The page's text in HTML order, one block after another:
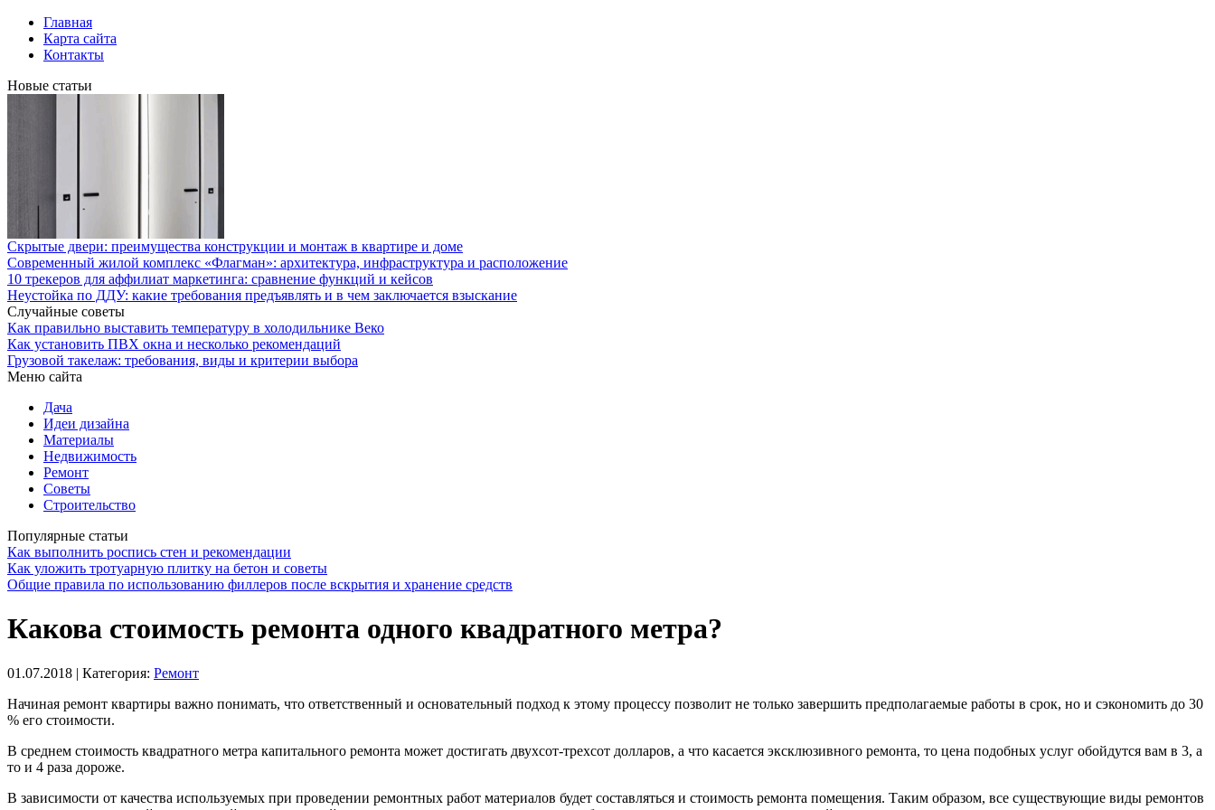
Главная
Карта сайта
Контакты
Новые статьи
Скрытые двери: преимущества конструкции и монтаж в квартире и доме
Современный жилой комплекс «Флагман»: архитектура, инфраструктура и расположение
10 трекеров для аффилиат маркетинга: сравнение функций и кейсов
Неустойка по ДДУ: какие требования предъявлять и в чем заключается взыскание
Случайные советы
Как правильно выставить температуру в холодильнике Веко
Как установить ПВХ окна и несколько рекомендаций
Грузовой такелаж: требования, виды и критерии выбора
Меню сайта
Дача
Идеи дизайна
Материалы
Недвижимость
Ремонт
Советы
Строительство
Популярные статьи
Как выполнить роспись стен и рекомендации
Как уложить тротуарную плитку на бетон и советы
Общие правила по использованию филлеров после вскрытия и хранение средств
Какова стоимость ремонта одного квадратного метра?
01.07.2018 | Категория: Ремонт
Начиная ремонт квартиры важно понимать, что ответственный и основательный подход к этому процессу позволит не только завершить предполагаемые работы в срок, но и сэкономить до 30
% его стоимости.
В среднем стоимость квадратного метра капитального ремонта может достигать двухсот-трехсот долларов, а что касается эксклюзивного ремонта, то цена подобных услуг обойдутся вам в 3, а
то и 4 раза дороже.
В зависимости от качества используемых при проведении ремонтных работ материалов будет составляться и стоимость ремонта помещения. Таким образом, все существующие виды ремонтов